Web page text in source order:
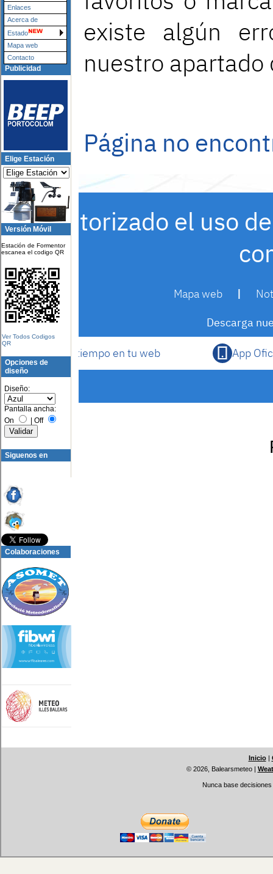
Enlaces
Acerca de
Estado
Mapa web
Contacto
Publicidad
Elige Estación
Versión Móvil
Estación de Formentor
escanea el codigo QR
Ver Todos Codigos
QR
Opciones de
diseño
Diseño:
Pantalla ancha:
On
| Off
Siguenos en
Colaboraciones
Inicio|
© 2026, Balearsmeteo|
Nunca base